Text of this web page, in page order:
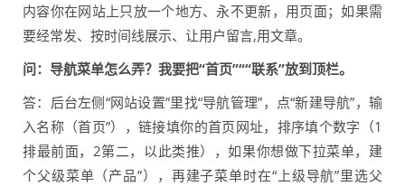
内容你在网站上只放一个地方、永不更新，用页面；如果需
要经常发、按时间线展示、让用户留言,用文章。
问：导航菜单怎么弄？我要把“首页”““联系”放到顶栏。
答：后台左侧“网站设置”里找“导航管理”，点“新建导航”，输
入名称（首页”），链接填你的首页网址，排序填个数字（1
排最前面，2第二，以此类推），如果你想做下拉菜单，建
个父级菜单（产品”），再建子菜单时在“上级导航”里选父